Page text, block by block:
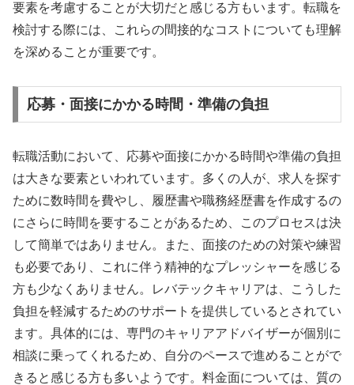
要素を考慮することが大切だと感じる方もいます。転職を
検討する際には、これらの間接的なコストについても理解
を深めることが重要です。
応募・面接にかかる時間・準備の負担
転職活動において、応募や面接にかかる時間や準備の負担
は大きな要素といわれています。多くの人が、求人を探す
ために数時間を費やし、履歴書や職務経歴書を作成するの
にさらに時間を要することがあるため、このプロセスは決
して簡単ではありません。また、面接のための対策や練習
も必要であり、これに伴う精神的なプレッシャーを感じる
方も少なくありません。レバテックキャリアは、こうした
負担を軽減するためのサポートを提供しているとされてい
ます。具体的には、専門のキャリアアドバイザーが個別に
相談に乗ってくれるため、自分のペースで進めることがで
きると感じる方も多いようです。料金面については、質の